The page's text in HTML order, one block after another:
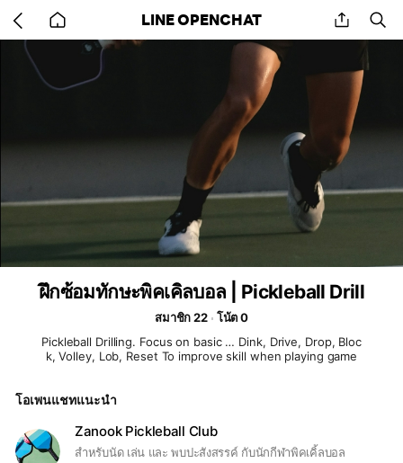
back
to
home
LINE OPENCHAT share
ฝึกซ้อมทักษะพิคเคิลบอล | Pickleball Drill
สมาชิก 22
โน้ต 0
Pickleball Drilling. Focus on basic … Dink, Drive, Drop, Bloc
k, Volley, Lob, Reset To improve skill when playing game
โอเพนแชทแนะนำ
Zanook Pickleball Club
สำหรับนัด เล่น และ พบปะสังสรรค์ กับนักกีฬาพิคเคิ้ลบอล